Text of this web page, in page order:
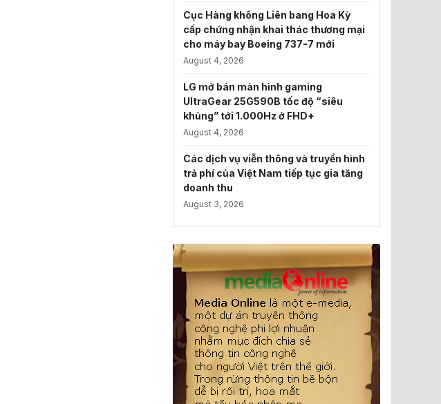
Cục Hàng không Liên bang Hoa Kỳ
cấp chứng nhận khai thác thương mại
cho máy bay Boeing 737-7 mới
August 4, 2026
LG mở bán màn hình gaming
UltraGear 25G590B tốc độ “siêu
khủng” tới 1.000Hz ở FHD+
August 4, 2026
Các dịch vụ viễn thông và truyền hình
trả phí của Việt Nam tiếp tục gia tăng
doanh thu
August 3, 2026